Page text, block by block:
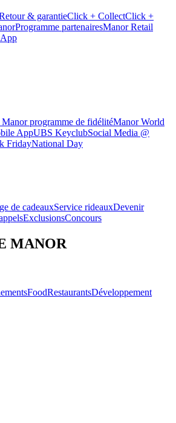
& garantieClick + CollectClick +
Programme partenairesManor Retail
programme de fidélitéManor World
AppUBS KeyclubSocial Media @
FridayNational Day
de cadeauxService rideauxDevenir
ExclusionsConcours
MANOR
FoodRestaurantsDéveloppement